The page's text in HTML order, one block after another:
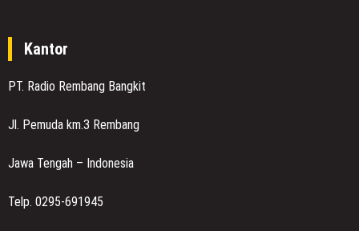
Kantor
PT. Radio Rembang Bangkit
Jl. Pemuda km.3 Rembang
Jawa Tengah – Indonesia
Telp. 0295-691945